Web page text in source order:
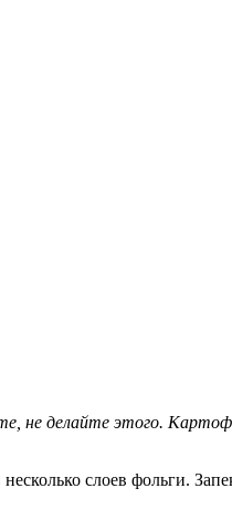
не делайте этого.
слоев фольги.